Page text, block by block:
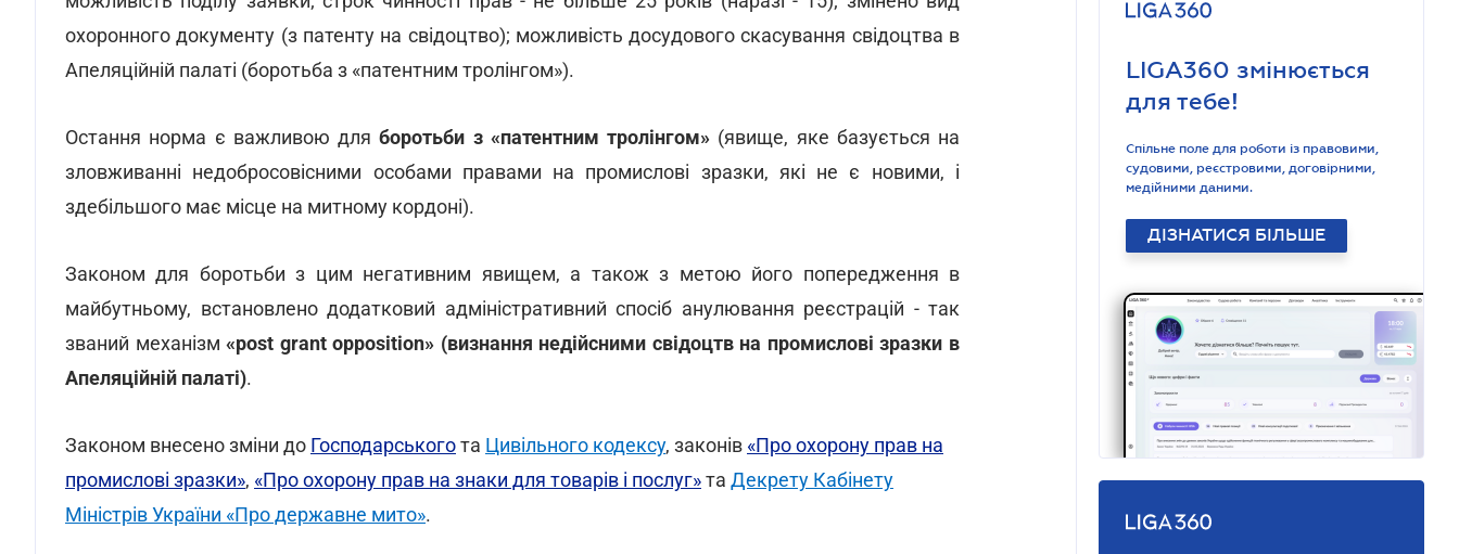
охоронного документу (з патенту на свідоцтво); можливість досудового скасування свідоцтва в
Апеляційній палаті (боротьба з «патентним тролінгом»).
Остання норма є важливою дляборотьби з «патентним тролінгом» (явище, яке базується на
зловживанні недобросовісними особами правами на промислові зразки, які не є новими, і
здебільшого має місце на митному кордоні).
Законом для боротьби з цим негативним явищем, а також з метою його попередження в
майбутньому, встановлено додатковий адміністративний спосіб анулювання реєстрацій - так
званий механізм«post grant opposition» (визнання недійсними свідоцтв на промислові зразки в
Апеляційній палаті).
Законом внесено зміни до Господарськогота Цивільного кодексу, законів «Про охорону прав на
промислові зразки», «Про охорону прав на знаки для товарів і послуг»та Декрету Кабінету
Міністрів України «Про державне мито».
LIGA360 змінюється
для тебе!
Спільне поле для роботи із правовими,
судовими, реєстровими, договірними,
медійними даними.
ДІЗНАТИСЯ БІЛЬШЕ